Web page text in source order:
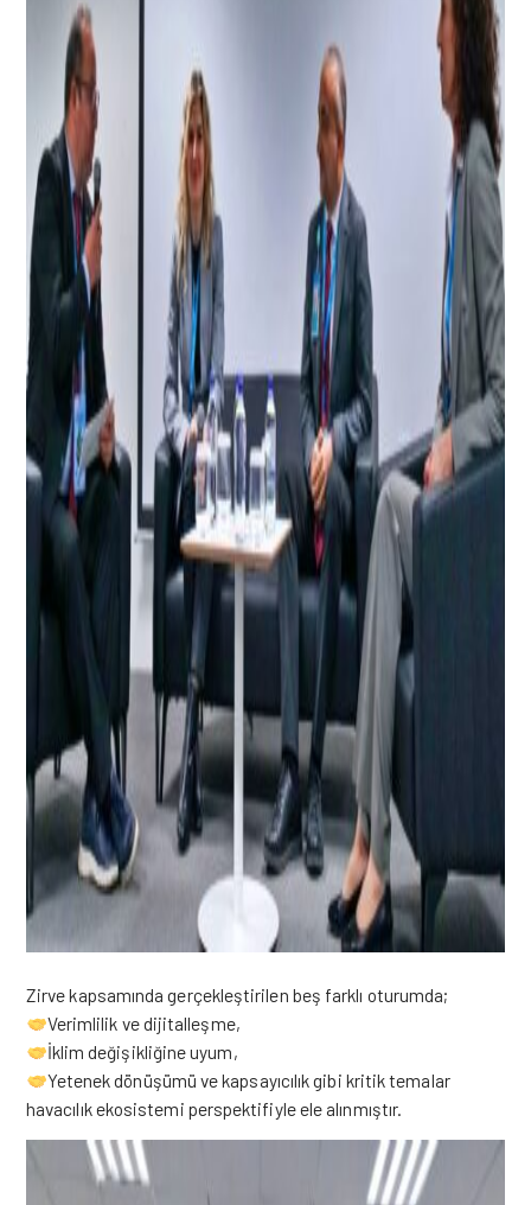
Zirve kapsamında gerçekleştirilen beş farklı oturumda;
Verimlilik ve dijitalleşme,
İklim değişikliğine uyum,
Yetenek dönüşümü ve kapsayıcılık gibi kritik temalar
havacılık ekosistemi perspektifiyle ele alınmıştır.